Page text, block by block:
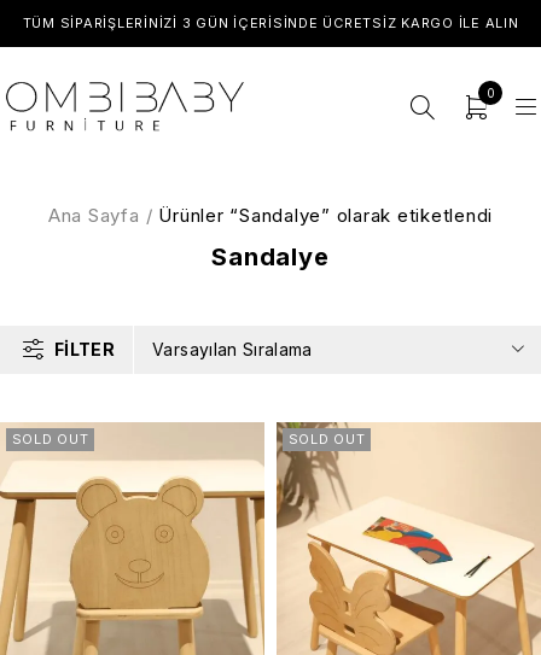
TÜM SIPARIŞLERINIZI 3 GÜN İÇERISINDE ÜCRETSIZ KARGO ILE ALIN
0
Sandalye
Ana Sayfa / Ürünler “Sandalye” olarak etiketlendi
FILTER Varsayılan Sıralama
SOLD OUT SOLD OUT